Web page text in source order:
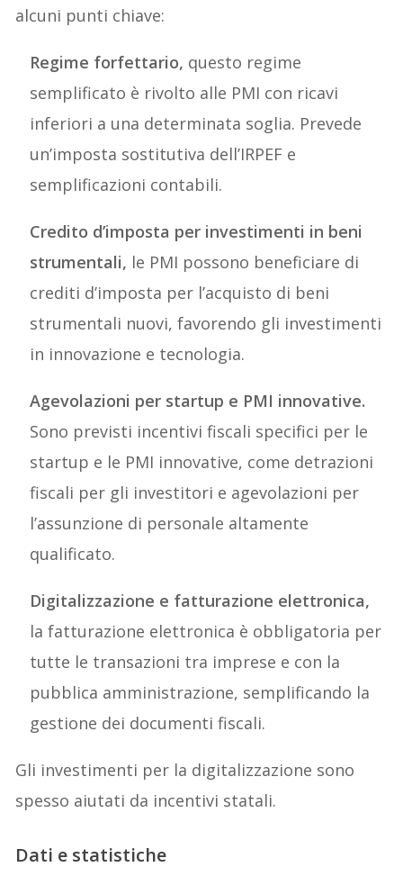
alcuni punti chiave:
Regime forfettario, questo regime
semplificato è rivolto alle PMI con ricavi
inferiori a una determinata soglia. Prevede
un’imposta sostitutiva dell’IRPEF e
semplificazioni contabili.
Credito d’imposta per investimenti in beni
strumentali, le PMI possono beneficiare di
crediti d’imposta per l’acquisto di beni
strumentali nuovi, favorendo gli investimenti
in innovazione e tecnologia.
Agevolazioni per startup e PMI innovative.
Sono previsti incentivi fiscali specifici per le
startup e le PMI innovative, come detrazioni
fiscali per gli investitori e agevolazioni per
l’assunzione di personale altamente
qualificato.
Digitalizzazione e fatturazione elettronica,
la fatturazione elettronica è obbligatoria per
tutte le transazioni tra imprese e con la
pubblica amministrazione, semplificando la
gestione dei documenti fiscali.
Gli investimenti per la digitalizzazione sono
spesso aiutati da incentivi statali.
Dati e statistiche